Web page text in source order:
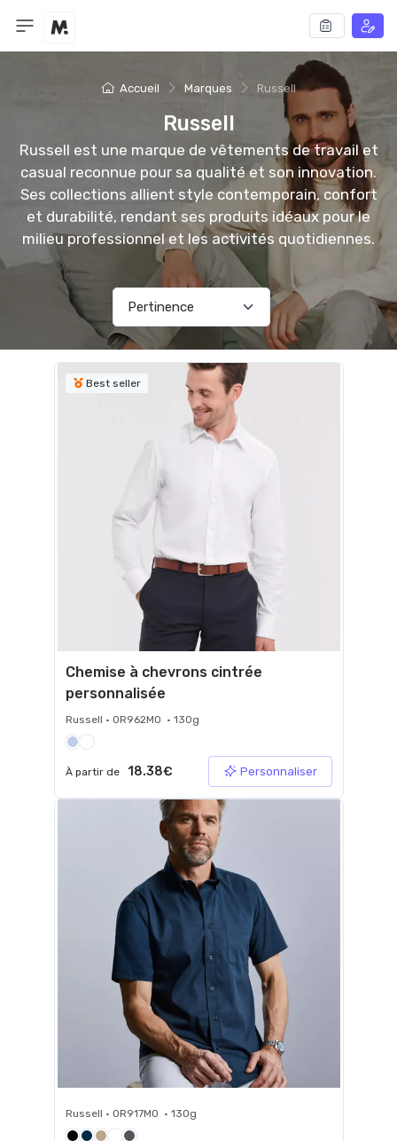
Accueil Marques Russell
Russell
Russell est une marque de vêtements de travail et
casual reconnue pour sa qualité et son innovation.
Ses collections allient style contemporain, confort
et durabilité, rendant ses produits idéaux pour le
milieu professionnel et les activités quotidiennes.
Best seller
Chemise à chevrons cintrée
personnalisée
Russell • 0R962M0 • 130g
À partir de 18.38€ Personnaliser
Russell • 0R917M0 • 130g